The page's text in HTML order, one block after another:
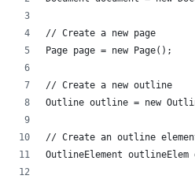
// Create a new page
Page page = new Page();
// Create a new outline
Outline outline = new
// Create an outline
OutlineElement outlineElem